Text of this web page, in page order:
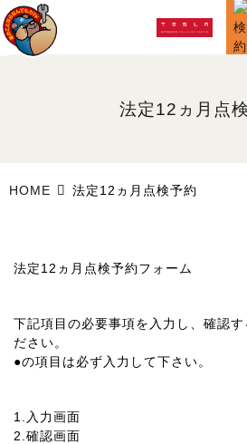
法定12ヵ月点
HOME 法定12ヵ月点検予約
法定12ヵ月点検予約フォーム
下記項目の必要事項を入力し、 確認す
ださい。
●の項目は必ず入力して下さい。
1.入力画面
2.確認画面